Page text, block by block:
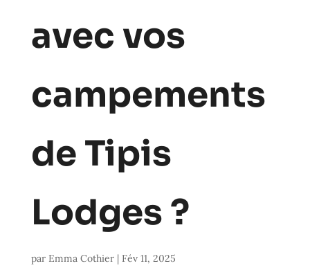
avec vos
campements
de Tipis
Lodges ?
par Emma Cothier| Fév 11, 2025